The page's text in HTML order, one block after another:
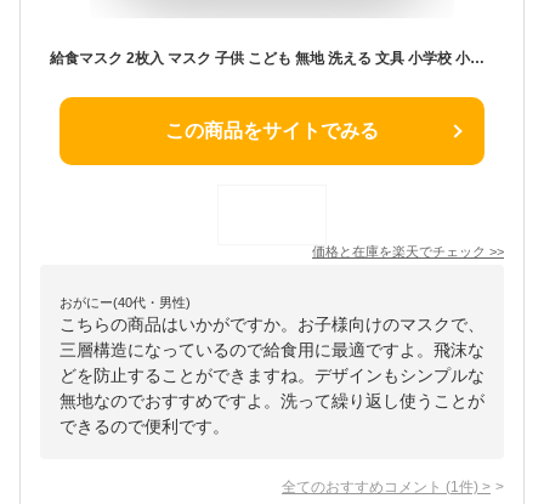
給食マスク 2枚入 マスク 子供 こども 無地 洗える 文具 小学校 小学生 学校 入学 給食当番 飛沫 風邪 花粉 ウィルス 予防 衛生用品 白
この商品をサイトでみる
価格と在庫を楽天でチェック >>
おがにー(40代・男性)
こちらの商品はいかがですか。お子様向けのマスクで、
三層構造になっているので給食用に最適ですよ。飛沫な
どを防止することができますね。デザインもシンプルな
無地なのでおすすめですよ。洗って繰り返し使うことが
できるので便利です。
全てのおすすめコメント (1 件) >